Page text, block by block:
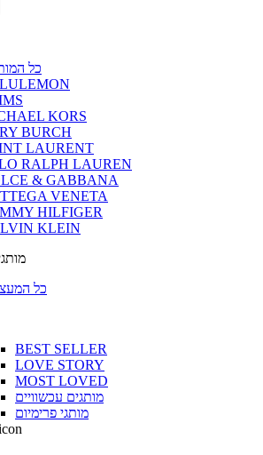
כל
KORS
BURCH
LAURENT
RALPH LAUREN
& GABBANA
VENETA
HILFIGER
KLEIN
כל
BEST SELLER
LOVE STORY
MOST LOVED
מותגים עכשוויים
מותגי פרימיום